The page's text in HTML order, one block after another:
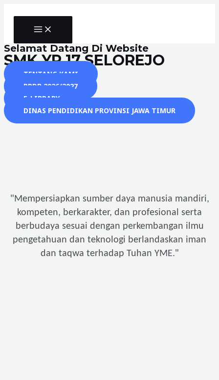
MAIN
MENU
Selamat Datang Di Website
SMK YP 17 SELOREJO
TENTANG KAMI
PPDB 2026/2027
E-LIBRARY
DINAS PENDIDIKAN PROVINSI JAWA TIMUR
"Mempersiapkan sumber daya manusia mandiri,
kompeten, berkarakter, dan profesional serta
berbudaya sesuai dengan perkembangan ilmu
pengetahuan dan teknologi berlandaskan iman
dan taqwa terhadap Tuhan YME."